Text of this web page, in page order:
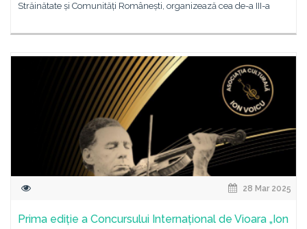
Străinătate și Comunități Românești, organizează cea de-a III-a
28 Mar 2025
Prima ediție a Concursului Internațional de Vioara „Ion